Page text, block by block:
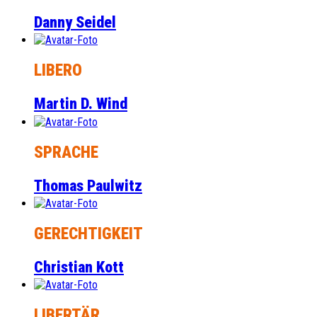
Danny Seidel
LIBERO
Martin D. Wind
SPRACHE
Thomas Paulwitz
GERECHTIGKEIT
Christian Kott